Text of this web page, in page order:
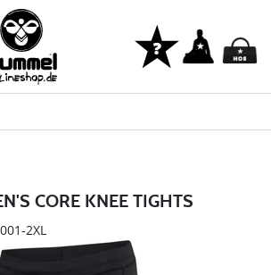
CORE KNEE TIGHTS
2XL